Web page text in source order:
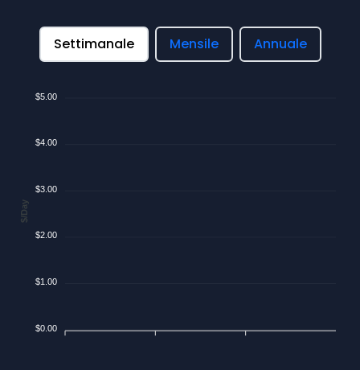
Settimanale Mensile Annuale
$5.00
$4.00
$3.00
$2.00
$1.00
$0.00
$/Day